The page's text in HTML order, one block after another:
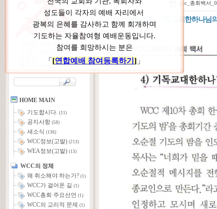
본부장 : 박동호 목사
고 문 : 남성운 목사
위원장 : 이상원 목사
총 무 : 권태섭 목사
HOME MAIN
기도합시다. (11)
공지사항 (58)
새소식 (136)
WCC정보(고발) (213)
WEA정보(고발) (13)
WCC의 정체
왜 취소해야 하는가? (1)
WCC가 걸어온 길 (1)
WCC총회 주요선언 (1)
WCC의 교리적 문제 (1)
ㆍ첨부#1 wcc_총회백서
“ 10차 총회_기독교대한하나